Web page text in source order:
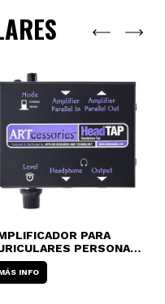
PARA
PERSONAL
HEADTAP
INFO